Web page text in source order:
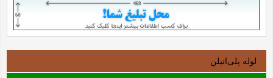
لوله‌ پلی‌اتیلن